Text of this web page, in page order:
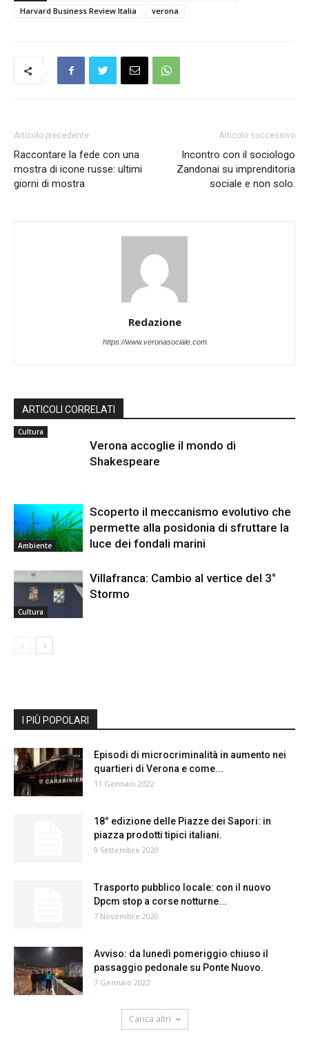
Harvard Business Review Italia
verona
Articolo precedente
Raccontare la fede con una
mostra di icone russe: ultimi
giorni di mostra
Articolo successivo
Incontro con il sociologo
Zandonai su imprenditoria
sociale e non solo.
Redazione
https://www.veronasociale.com
ARTICOLI CORRELATI
Cultura
Verona accoglie il mondo di
Shakespeare
Ambiente
Scoperto il meccanismo evolutivo che
permette alla posidonia di sfruttare la
luce dei fondali marini
Cultura
Villafranca: Cambio al vertice del 3°
Stormo
I PIÙ POPOLARI
Episodi di microcriminalità in aumento nei
quartieri di Verona e come...
11 Gennaio 2022
18° edizione delle Piazze dei Sapori: in
piazza prodotti tipici italiani.
9 Settembre 2020
Trasporto pubblico locale: con il nuovo
Dpcm stop a corse notturne...
7 Novembre 2020
Avviso: da lunedì pomeriggio chiuso il
passaggio pedonale su Ponte Nuovo.
7 Gennaio 2022
Carica altri